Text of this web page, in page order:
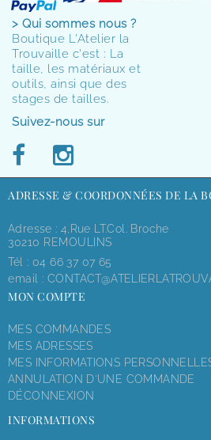
> Qui sommes nous ?
Boutique L'Atelier la
Trouvaille c'est : La
taille, les matériaux et
outils, ainsi que des
stages de tailles.
Suivez-nous sur
ADRESSE & COORDONNÉES DE LA
Adresse : 4,rue LT.Col. Broche
30210 REMOULINS
Tél : 04 66 37 07 65
email :
MON COMPTE
MES COMMANDES
MES ADRESSES
MES INFORMATIONS
ANNULATION D'UNE COMMANDE
DÉCONNEXION
INFORMATIONS